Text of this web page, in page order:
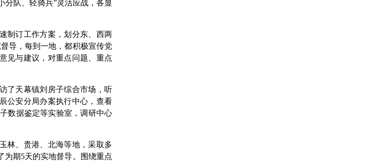
分队、轻骑兵”灵活应战，各显
制订工作方案，划分东、西两
导，每到一地，都积极宣传党
见与建议，对重点问题、重点
了天幕镇刘房子综合市场，听
公安分局办案执行中心，查看
数据鉴定等实验室，调研中心
林、贵港、北海等地，采取多
为期5天的实地督导。围绕重点